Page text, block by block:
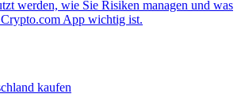
werden, wie Sie Risiken managen und was
App wichtig ist.
kaufen